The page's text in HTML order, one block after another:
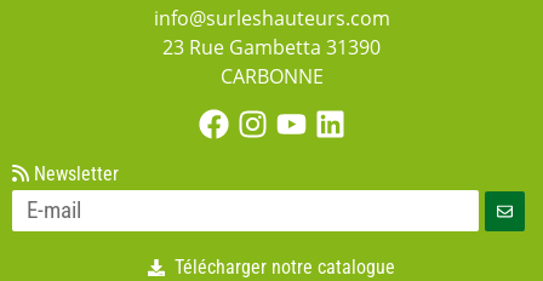
info@surleshauteurs.com
23 Rue Gambetta 31390
CARBONNE
Newsletter
Télécharger notre catalogue